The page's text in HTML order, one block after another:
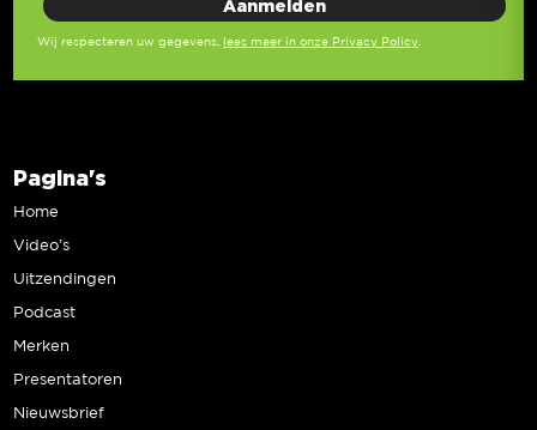
Wij respecteren uw gegevens, lees meer in onze Privacy Policy.
Pagina's
Home
Video’s
Uitzendingen
Podcast
Merken
Presentatoren
Nieuwsbrief